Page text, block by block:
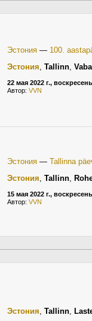
Эстония — 100.
Эстония, Tallinn,
22 мая 2022 г.,
Автор: VVN
Эстония — Tallinna
Эстония, Tallinn,
15 мая 2022 г.,
Автор: VVN
Эстония, Tallinn,